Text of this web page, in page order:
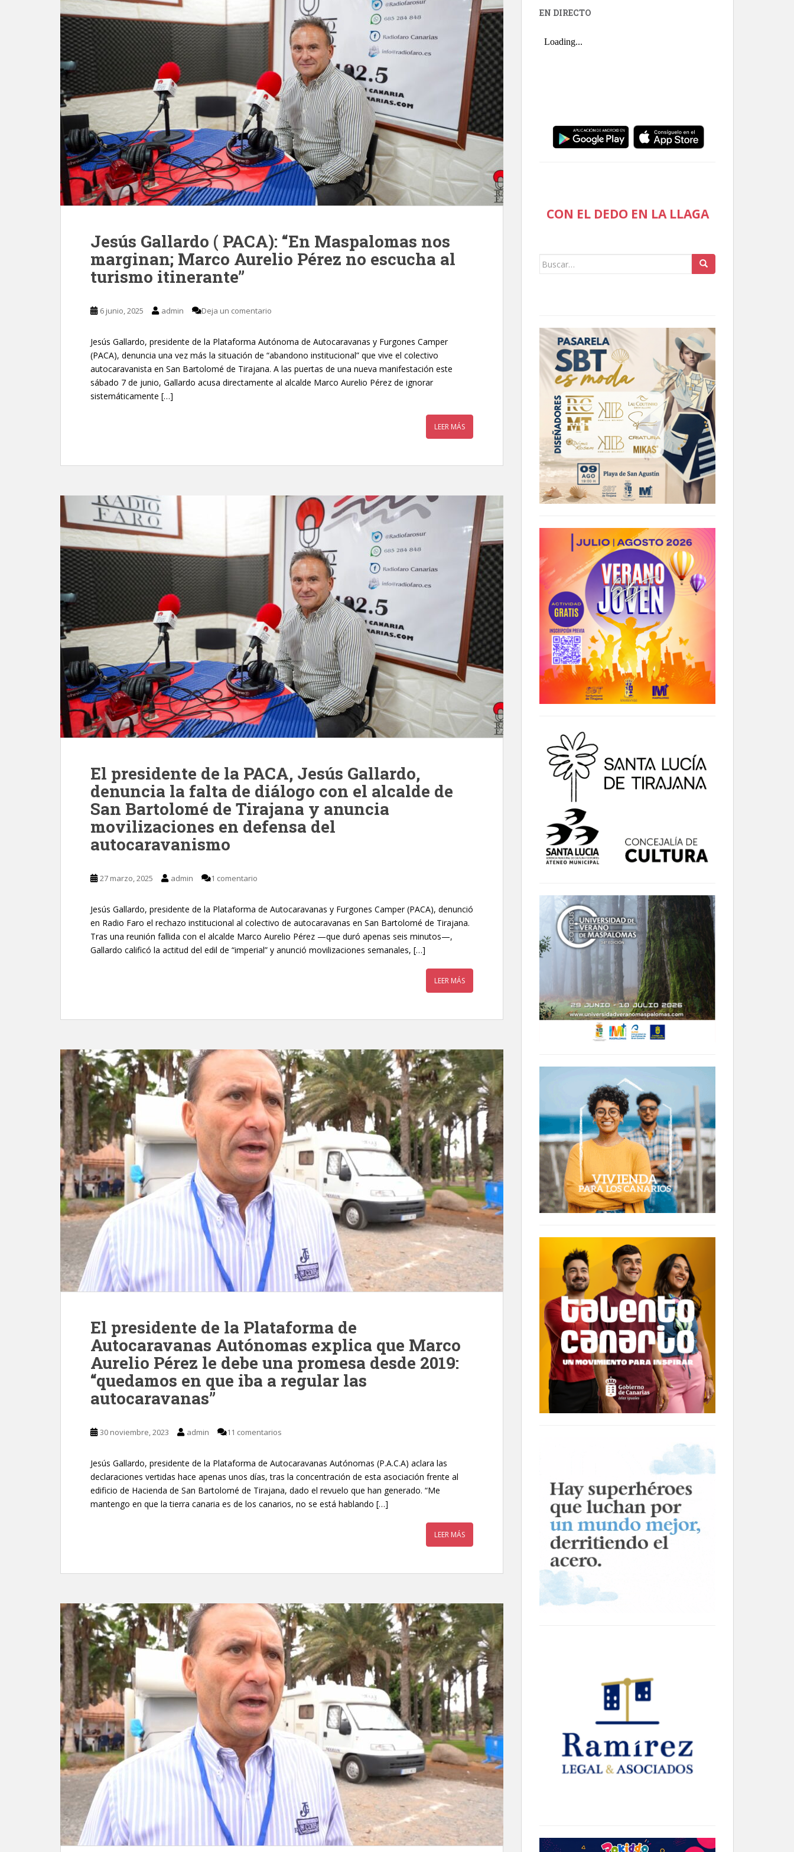
Jesús Gallardo ( PACA): “En Maspalomas nos
marginan; Marco Aurelio Pérez no escucha al
turismo itinerante”
6 junio, 2025 admin Deja un comentario
Jesús Gallardo, presidente de la Plataforma Autónoma de Autocaravanas y Furgones Camper
(PACA), denuncia una vez más la situación de “abandono institucional” que vive el colectivo
autocaravanista en San Bartolomé de Tirajana. A las puertas de una nueva manifestación este
sábado 7 de junio, Gallardo acusa directamente al alcalde Marco Aurelio Pérez de ignorar
sistemáticamente […]
LEER MÁS
El presidente de la PACA, Jesús Gallardo,
denuncia la falta de diálogo con el alcalde de
San Bartolomé de Tirajana y anuncia
movilizaciones en defensa del
autocaravanismo
27 marzo, 2025 admin 1 comentario
Jesús Gallardo, presidente de la Plataforma de Autocaravanas y Furgones Camper (PACA), denunció
en Radio Faro el rechazo institucional al colectivo de autocaravanas en San Bartolomé de Tirajana.
Tras una reunión fallida con el alcalde Marco Aurelio Pérez —que duró apenas seis minutos—,
Gallardo calificó la actitud del edil de “imperial” y anunció movilizaciones semanales, […]
LEER MÁS
El presidente de la Plataforma de
Autocaravanas Autónomas explica que Marco
Aurelio Pérez le debe una promesa desde 2019:
“quedamos en que iba a regular las
autocaravanas”
30 noviembre, 2023 admin 11 comentarios
Jesús Gallardo, presidente de la Plataforma de Autocaravanas Autónomas (P.A.C.A) aclara las
declaraciones vertidas hace apenas unos días, tras la concentración de esta asociación frente al
edificio de Hacienda de San Bartolomé de Tirajana, dado el revuelo que han generado. “Me
mantengo en que la tierra canaria es de los canarios, no se está hablando […]
LEER MÁS
EN DIRECTO
CON EL DEDO EN LA LLAGA
Buscar: